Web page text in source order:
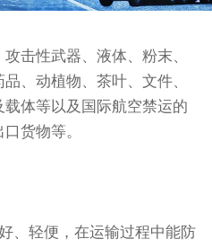
击性武器、液体、粉末、
、动植物、茶叶、文件、
体等以及国际航空禁运的
货物等。
、轻便，在运输过程中能防